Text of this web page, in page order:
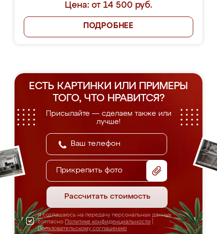
Цена: от 14 500 руб.
ПОДРОБНЕЕ
ЕСТЬ КАРТИНКИ ИЛИ ПРИМЕРЫ
ТОГО, ЧТО НРАВИТСЯ?
Присылайте — сделаем также или
лучше!
Прикрепить фото
Рассчитать стоимость
Я соглашаюсь на передачу персональных данных
согласно Политике конфиденциальности
Пользовательскому соглашению